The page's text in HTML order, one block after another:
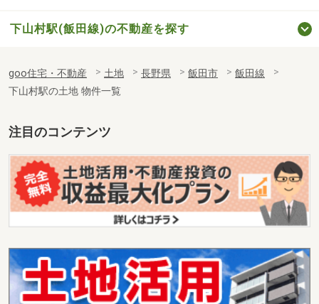
下山村駅(飯田線)の不動産を探す
goo住宅・不動産 土地 長野県 飯田市
飯田線
下山村駅の土地 物件一覧
注目のコンテンツ